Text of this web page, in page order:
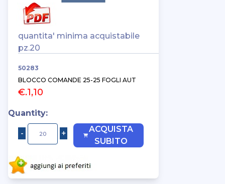
quantita' minima acquistabile
pz.20
50283
BLOCCO COMANDE 25-25 FOGLI AUT
€.1,10
Quantity:
ACQUISTA
SUBITO